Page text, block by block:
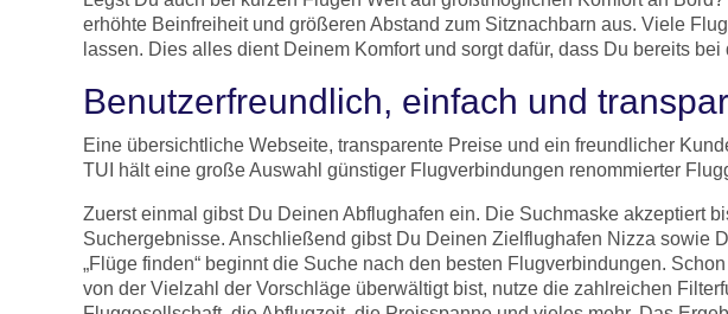
erhöhte Beinfreiheit und größeren Abstand zum Sitznachbarn aus. Viele
lassen. Dies alles dient Deinem Komfort und sorgt dafür, dass Du bereits
Benutzerfreundlich, einfach und
Eine übersichtliche Webseite, transparente Preise und ein freundlicher
TUI hält eine große Auswahl günstiger Flugverbindungen renommierter
Zuerst einmal gibst Du Deinen Abflughafen ein. Die Suchmaske akzeptiert
Suchergebnisse. Anschließend gibst Du Deinen Zielflughafen Nizza sowie
„Flüge finden“ beginnt die Suche nach den besten Flugverbindungen.
von der Vielzahl der Vorschläge überwältigt bist, nutze die zahlreichen